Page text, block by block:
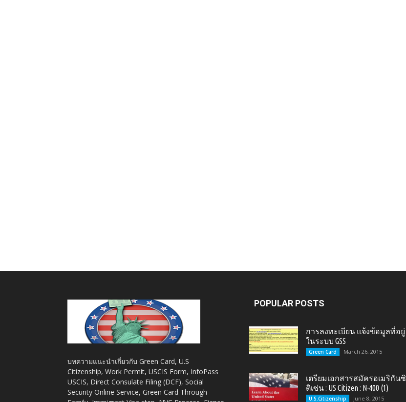
บทความแนะนำเกี่ยวกับ Green Card, U.S
Citizenship, Work Permit, USCIS Form, InfoPass
USCIS, Direct Consulate Filing (DCF), Social
Security Online Service, Green Card Through
POPULAR POSTS
การลงทะเบียน แจ้งข้อมูลที่อยู่
ในระบบ GSS
Green Card March 26, 2015
เตรียมเอกสารสมัครอเมริกันซิ
ติเซ่น : US Citizen : N-400 (1)
U.S.Citizenship June 8, 2015